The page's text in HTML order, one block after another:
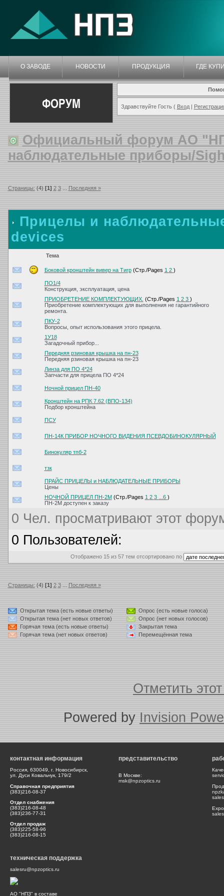
О ЗАВОДЕ НОВОСТИ ПРОДУКЦИЯ ГДЕ
ФОРУМ Здравствуйте Гость ( Вход|
Официальный форум АО
наблюдательные приборы/
Страницы: (4) [1] 2 3... Последняя »
Прицелы и
devices
Тема
Боковой кронштейн вивер на Тигр (Стр./Pages 1 2 )
ПО1/4
Конструкция, эксплуатация, цена
ПРИОБРЕТЕНИЕ КОМПЛЕКТУЮЩИХ. (Стр./Pages 1 2 3 )
Приобретение комплектующих для выполнения не гарантийного
ремонта.
ПКУ-2
Вопросы, опыт использования этого прицела.
1У18
Загадочный прибор...
Передняя рзиновая крышка на пн-23
Передняя рзиновая крышка на пн-23
Линза для ПО 4*24
Запчасти для прицела ПО 4*24
Ночной прицел ПН-40
Кронштейн на РПК 7.62 (ВПО-134)
Подбор кронштейна
ПСУ
ПН-14К ПРИБОР НОЧНОГО ВИДЕНИЯ ПСЕВДОБИНОКУЛЯРНЫЙ
Бинокуляр тпб-2
тзк
ПРАЙС ПРИЦЕЛЫ и НАБЛЮДАТЕЛЬНЫЕ ПРИБОРЫ
Цены
НОЧНОЙ ПРИЦЕЛ ПН-2М (Стр./Pages 1 2 3 ...6 )
ПН-2М доступен к заказу
0 Чел. просматривают этот
0 Пользователей:
Отображено 15 из 57 тем отсортировано по
Страницы: (4) [1] 2 3... Последняя »
Открытая тема (есть новые ответы)
Открытая тема (нет новых ответов)
Горячая тема (есть новые ответы)
Горячая тема (нет новых ответов)
Опрос (есть новые голоса)
Опрос (нет новых голосов)
Закрытая тема
Перемещённая тема
Отметить
Powered by Invision
контактная информация
Россия, 630049, г. Новосибирск,
ул. Дуси Ковальчук, 179/2
Справочная предприятия
(383)216-08-37
Отдел снабжения
(383)216-08-48
(383)236-77-31
Отдел продаж
(383)225-58-96
(383)216-08-15
представительство
В Москве:
msk@npzoptics.ru
техническая поддержка
salesru@npzoptics.ru
АО "НПЗ" в составе